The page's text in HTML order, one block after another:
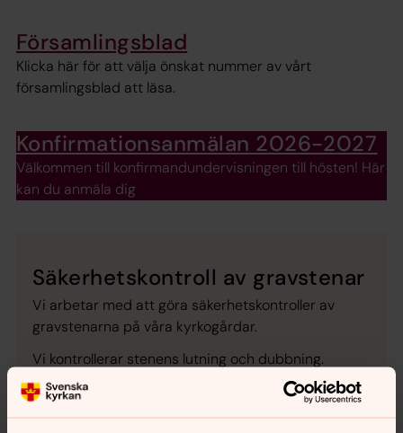
Församlingsblad
Klicka här för att välja önskat nummer av vårt
församlingsblad att läsa.
Konfirmationsanmälan 2026-2027
Välkommen till konfirmandundervisningen till hösten! Här
kan du anmäla dig
Säkerhetskontroll av gravstenar
Vi arbetar med att göra säkerhetskontroller av
gravstenarna på våra kyrkogårdar.
Vi kontrollerar stenens lutning och dubbning.
Om stenen behöver åtgärdas kommer
gravrättsinnehavaren informeras.